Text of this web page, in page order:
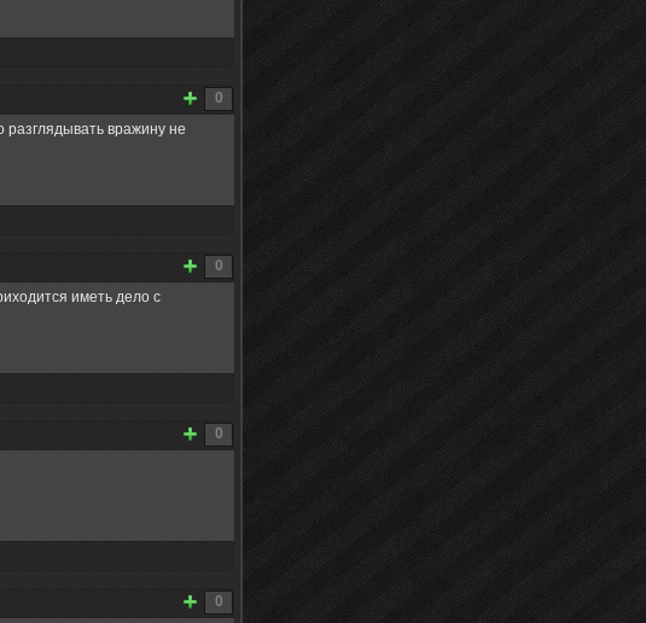
0
разглядывать вражину не
0
иметь дело с
0
0